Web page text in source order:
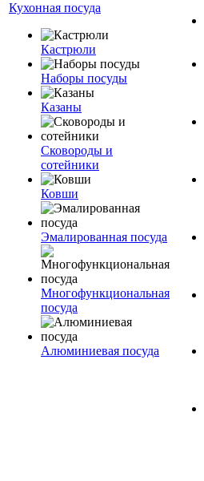
Кухонная посуда
Кастрюли
Наборы посуды
Казаны
Сковороды и
сотейники
Ковши
Эмалированная посуда
Многофункциональная
посуда
Алюминиевая посуда